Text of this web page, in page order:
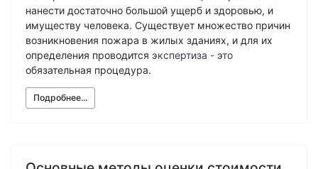
нанести достаточно большой ущерб и здоровью, и
имуществу человека. Существует множество причин
возникновения пожара в жилых зданиях, и для их
определения проводится экспертиза - это
обязательная процедура.
Подробнее...